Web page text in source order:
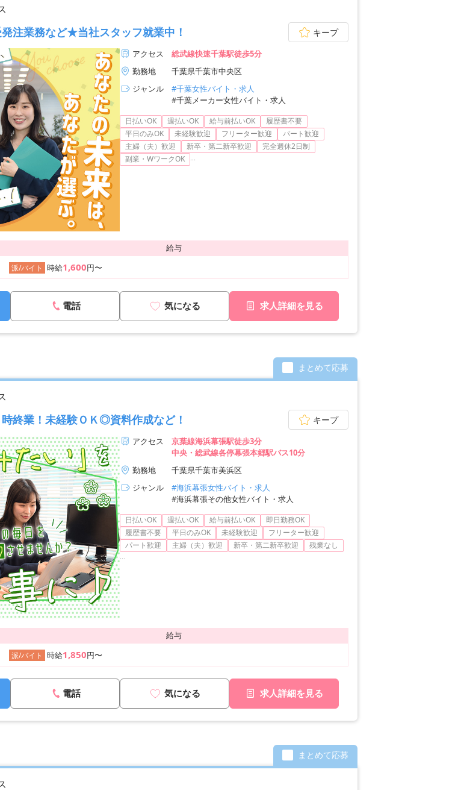
注業務など★当社スタッフ就業中！ キープ
アクセス
総武線快速千葉駅徒歩5分
勤務地
千葉県千葉市中央区
ジャンル
#千葉女性バイト・求人
#千葉メーカー女性バイト・求人
日払いOK 週払いOK 給与前払いOK
履歴書不要
平日のみOK
未経験歓迎 フリーター歓迎
パート歓迎
主婦（夫）歓迎
新卒・第二新卒歓迎
完全週休2日制
副業・WワークOK
給与
派/バイト 時給1,600円〜
電話 気になる 求人詳細を見る
まとめて応募
終業！未経験ＯＫ◎資料作成など！ キープ
アクセス
京葉線海浜幕張駅徒歩3分
中央・総武線各停幕張本郷駅バス10分
勤務地
千葉県千葉市美浜区
ジャンル
#海浜幕張女性バイト・求人
#海浜幕張その他女性バイト・求人
日払いOK 週払いOK 給与前払いOK
即日勤務OK
履歴書不要
平日のみOK 未経験歓迎
フリーター歓迎
パート歓迎
主婦（夫）歓迎 新卒・第二新卒歓迎 残業なし
給与
派/バイト 時給1,850円〜
電話 気になる 求人詳細を見る
まとめて応募